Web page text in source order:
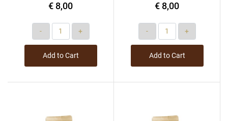
€ 8,00
Quantity
Add to Cart
€ 8,00
Quantity
Add to Cart